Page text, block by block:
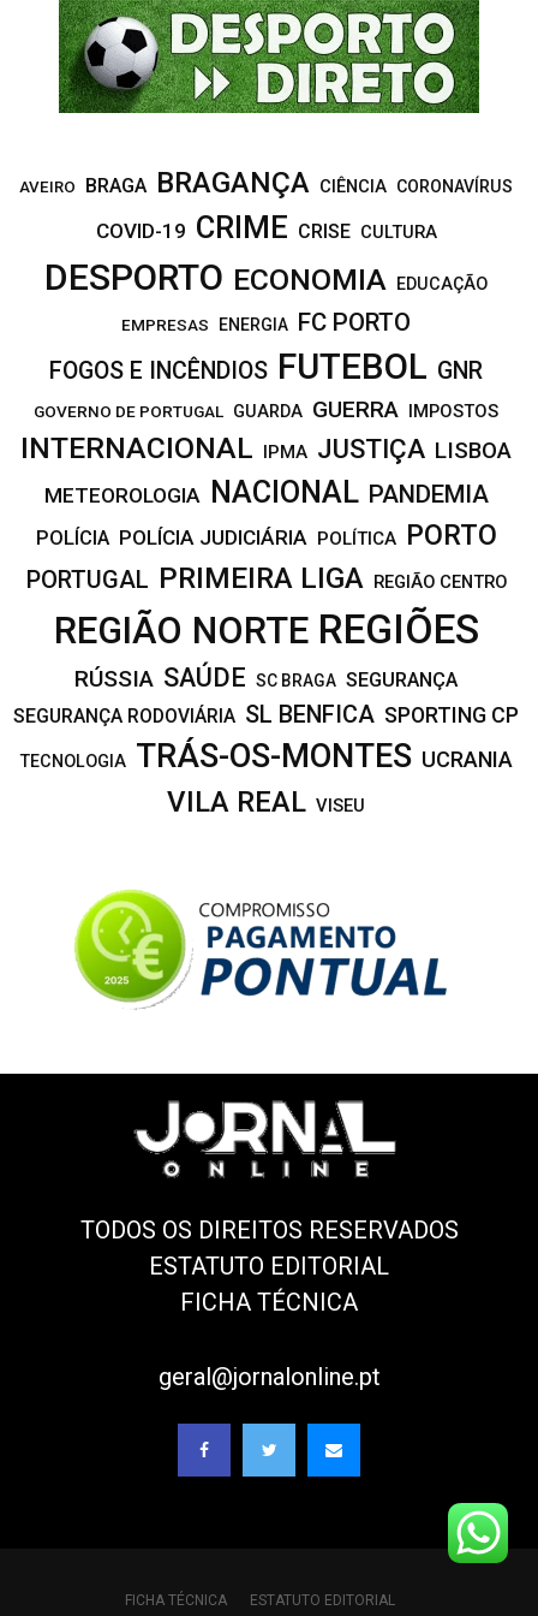
AVEIRO BRAGA BRAGANÇA CIÊNCIA CORONAVÍRUS
COVID-19 CRIME CRISE CULTURA
DESPORTO ECONOMIA EDUCAÇÃO
EMPRESAS ENERGIA FC PORTO
FOGOS E INCÊNDIOS FUTEBOL GNR
GOVERNO DE PORTUGAL GUARDA GUERRA IMPOSTOS
INTERNACIONAL IPMA JUSTIÇA LISBOA
METEOROLOGIA NACIONAL PANDEMIA
POLÍCIA POLÍCIA JUDICIÁRIA POLÍTICA PORTO
PORTUGAL PRIMEIRA LIGA REGIÃO CENTRO
REGIÃO NORTE REGIÕES
RÚSSIA SAÚDE SC BRAGA SEGURANÇA
SEGURANÇA RODOVIÁRIA SL BENFICA SPORTING CP
TECNOLOGIA TRÁS-OS-MONTES UCRANIA
VILA REAL VISEU
TODOS OS DIREITOS RESERVADOS
ESTATUTO EDITORIAL
FICHA TÉCNICA
geral@jornalonline.pt
FICHA TÉCNICA ESTATUTO EDITORIAL